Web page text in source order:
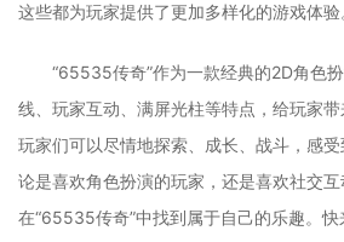
这些都为玩家提供了更加多样化的游戏体验
“65535传奇”作为一款经典的2D角色
线、玩家互动、满屏光柱等特点，给玩家带
玩家们可以尽情地探索、成长、战斗，感
论是喜欢角色扮演的玩家，还是喜欢社交
在“65535传奇”中找到属于自己的乐趣。